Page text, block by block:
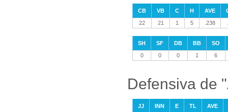
CB VB C H AVE
22
21 1 5 .238
SH SF DB BB
SO
0
0 0 1 6
Defensiva de
JJ INN E TL
AVE